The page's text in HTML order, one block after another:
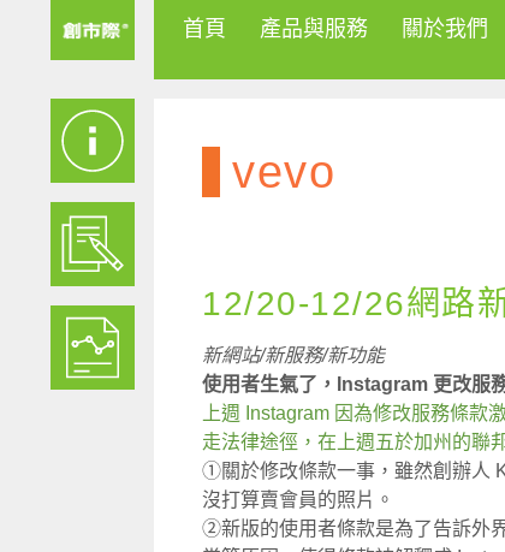
首頁 產品與服務 關於我們
vevo
12/20-12/26網路
新網站/新服務/新功能
使用者生氣了，Instagram 更改服
上週 Instagram 因為修改服務條
走法律途徑，在上週五於加州的聯
①關於修改條款一事，雖然創辦人
沒打算賣會員的照片。
②新版的使用者條款是為了告訴外